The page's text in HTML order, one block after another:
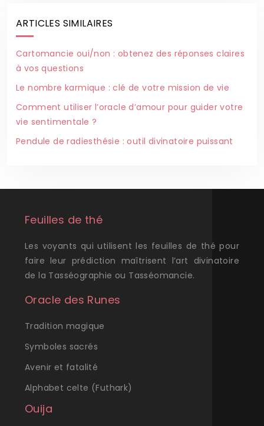
ARTICLES SIMILAIRES
Cartomancie oui/non : obtenez des réponses claires
à vos questions
Le nombre karmique : clé de votre mission de vie
Comment utiliser l’oracle d’amour pour guider votre
vie sentimentale ?
Pendule de radiesthésie : outil divinatoire puissant
Feuilles de thé
Les voyants qui utilisent les feuilles de thé pour
faire leur prédiction maîtrisent l’art divinatoire
de la Tasséographie ou Tasséomancie.
Oracle des Runes
Tradition magique
Symboles sacrés
Avenir et fatalité
Alphabet celte (Futhark)
Ouija